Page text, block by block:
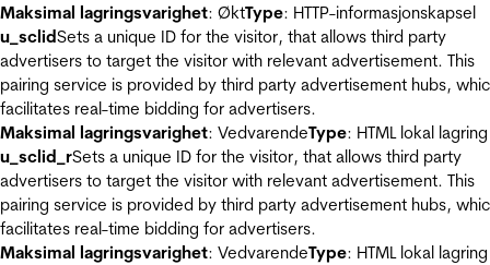
Maksimal lagringsvarighet: ØktType: HTTP-informasjonskapsel
u_sclidSets a unique ID for the visitor, that allows third party
advertisers to target the visitor with relevant advertisement. This
pairing service is provided by third party advertisement hubs,
facilitates real-time bidding for advertisers.
Maksimal lagringsvarighet: VedvarendeType: HTML lokal lagring
u_sclid_rSets a unique ID for the visitor, that allows third party
advertisers to target the visitor with relevant advertisement. This
pairing service is provided by third party advertisement hubs,
facilitates real-time bidding for advertisers.
Maksimal lagringsvarighet: VedvarendeType: HTML lokal lagring